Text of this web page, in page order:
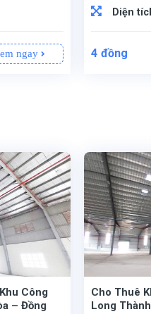
ngay
Diện
4 đồng
Công
– Đồng
Cho Thuê
Long